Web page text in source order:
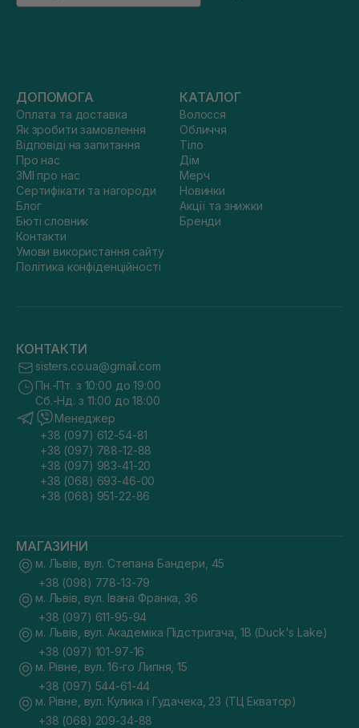
ДОПОМОГА
Оплата та доставка
Як зробити замовлення
Відповіді на запитання
Про нас
ЗМІ про нас
Сертифікати та нагороди
Блог
Бюті словник
Контакти
Умови використання сайту
Політика конфіденційності
КАТАЛОГ
Волосся
Обличчя
Тіло
Дім
Мерч
Новинки
Акції та знижки
Бренди
КОНТАКТИ
sisters.co.ua@gmail.com
Пн.-Пт. з 10:00 до 19:00
Сб.-Нд. з 11:00 до 18:00
Менеджер
+38 (097) 612-54-81
+38 (097) 788-12-88
+38 (097) 983-41-20
+38 (068) 693-46-00
+38 (068) 951-22-86
МАГАЗИНИ
м. Львів, вул. Степана Бандери, 45
+38 (098) 778-13-79
м. Львів, вул. Івана Франка, 36
+38 (097) 611-95-94
м. Львів, вул. Академіка Підстригача, 1В (Duck's Lake)
+38 (097) 101-97-16
м. Рівне, вул. 16-го Липня, 15
+38 (097) 544-61-44
м. Рівне, вул. Кулика і Гудачека, 23 (ТЦ Екватор)
+38 (068) 209-34-88